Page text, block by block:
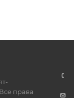
права